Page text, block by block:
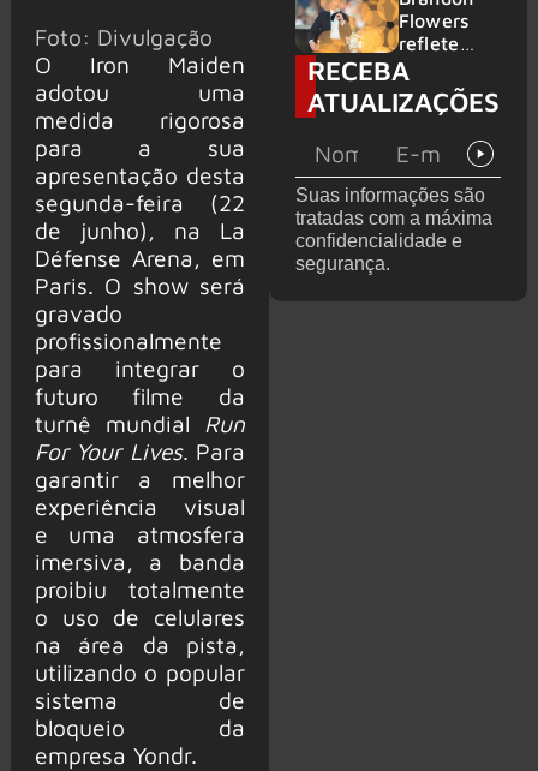
Foto: Divulgação
O Iron Maiden
adotou uma
medida rigorosa
para a sua
apresentação desta
segunda-feira (22
de junho), na La
Défense Arena, em
Paris. O show será
gravado
profissionalmente
para integrar o
futuro filme da
turnê mundial Run
For Your Lives. Para
garantir a melhor
experiência visual
e uma atmosfera
imersiva, a banda
proibiu totalmente
o uso de celulares
na área da pista,
utilizando o popular
sistema de
bloqueio da
empresa Yondr.
2026
do GHOST
e KORN
Flowers
reflete
sobre o
futuro e
levanta
de de
deixar os
palcos
RECEBA
ATUALIZAÇÕES
Suas informações são
tratadas com a máxima
confidencialidade e
segurança.